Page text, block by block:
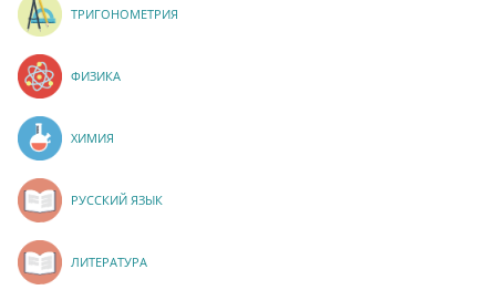
ТРИГОНОМЕТРИЯ
ФИЗИКА
ХИМИЯ
РУССКИЙ ЯЗЫК
ЛИТЕРАТУРА